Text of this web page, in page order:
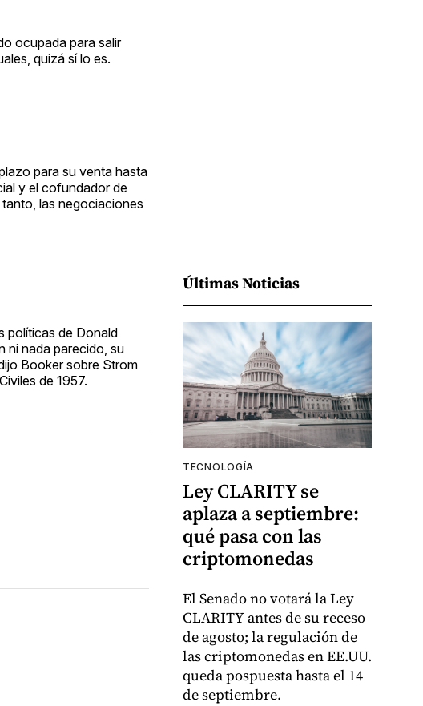
ocupada para salir
quizá sí lo es.
para su venta hasta
y el cofundador de
las negociaciones
políticas de Donald
ni nada parecido, su
Booker sobre Strom
de 1957.
Últimas Noticias
TECNOLOGÍA
Ley CLARITY se
aplaza a septiembre:
qué pasa con las
criptomonedas
El Senado no votará la Ley
CLARITY antes de su receso
de agosto; la regulación de
las criptomonedas en EE.UU.
queda pospuesta hasta el 14
de septiembre.